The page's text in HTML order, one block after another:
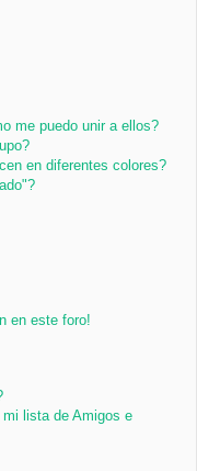
me puedo unir a ellos?
en diferentes colores?
en este foro!
lista de Amigos e